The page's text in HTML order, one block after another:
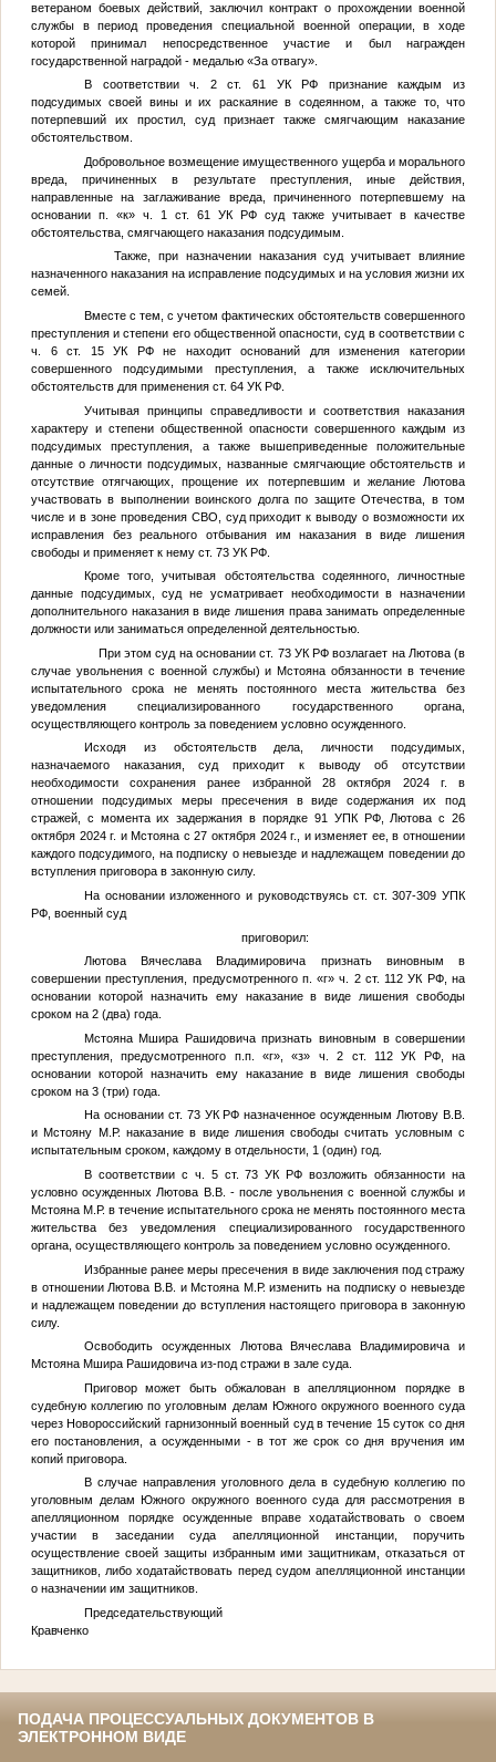
ветераном боевых действий, заключил контракт о прохождении военной
службы в период проведения специальной военной операции, в ходе
которой принимал непосредственное участие и был награжден
государственной наградой - медалью «За отвагу».
В соответствии ч. 2 ст. 61 УК РФ признание каждым из
подсудимых своей вины и их раскаяние в содеянном, а также то, что
потерпевший их простил, суд признает также смягчающим наказание
обстоятельством.
Добровольное возмещение имущественного ущерба и морального
вреда, причиненных в результате преступления, иные действия,
направленные на заглаживание вреда, причиненного потерпевшему на
основании п. «к» ч. 1 ст. 61 УК РФ суд также учитывает в качестве
обстоятельства, смягчающего наказания подсудимым.
Также, при назначении наказания суд учитывает влияние
назначенного наказания на исправление подсудимых и на условия жизни их
семей.
Вместе с тем, с учетом фактических обстоятельств совершенного
преступления и степени его общественной опасности, суд в соответствии с
ч. 6 ст. 15 УК РФ не находит оснований для изменения категории
совершенного подсудимыми преступления, а также исключительных
обстоятельств для применения ст. 64 УК РФ.
Учитывая принципы справедливости и соответствия наказания
характеру и степени общественной опасности совершенного каждым из
подсудимых преступления, а также вышеприведенные положительные
данные о личности подсудимых, названные смягчающие обстоятельств и
отсутствие отягчающих, прощение их потерпевшим и желание Лютова
участвовать в выполнении воинского долга по защите Отечества, в том
числе и в зоне проведения СВО, суд приходит к выводу о возможности их
исправления без реального отбывания им наказания в виде лишения
свободы и применяет к нему ст. 73 УК РФ.
Кроме того, учитывая обстоятельства содеянного, личностные
данные подсудимых, суд не усматривает необходимости в назначении
дополнительного наказания в виде лишения права занимать определенные
должности или заниматься определенной деятельностью.
При этом суд на основании ст. 73 УК РФ возлагает на Лютова (в
случае увольнения с военной службы) и Мстояна обязанности в течение
испытательного срока не менять постоянного места жительства без
уведомления специализированного государственного органа,
осуществляющего контроль за поведением условно осужденного.
Исходя из обстоятельств дела, личности подсудимых,
назначаемого наказания, суд приходит к выводу об отсутствии
необходимости сохранения ранее избранной 28 октября 2024 г. в
отношении подсудимых меры пресечения в виде содержания их под
стражей, с момента их задержания в порядке 91 УПК РФ, Лютова с 26
октября 2024 г. и Мстояна с 27 октября 2024 г., и изменяет ее, в отношении
каждого подсудимого, на подписку о невыезде и надлежащем поведении до
вступления приговора в законную силу.
На основании изложенного и руководствуясь ст. ст. 307-309 УПК
РФ, военный суд
приговорил:
Лютова Вячеслава Владимировича признать виновным в
совершении преступления, предусмотренного п. «г» ч. 2 ст. 112 УК РФ, на
основании которой назначить ему наказание в виде лишения свободы
сроком на 2 (два) года.
Мстояна Мшира Рашидовича признать виновным в совершении
преступления, предусмотренного п.п. «г», «з» ч. 2 ст. 112 УК РФ, на
основании которой назначить ему наказание в виде лишения свободы
сроком на 3 (три) года.
На основании ст. 73 УК РФ назначенное осужденным Лютову В.В.
и Мстояну М.Р. наказание в виде лишения свободы считать условным с
испытательным сроком, каждому в отдельности, 1 (один) год.
В соответствии с ч. 5 ст. 73 УК РФ возложить обязанности на
условно осужденных Лютова В.В. - после увольнения с военной службы и
Мстояна М.Р. в течение испытательного срока не менять постоянного места
жительства без уведомления специализированного государственного
органа, осуществляющего контроль за поведением условно осужденного.
Избранные ранее меры пресечения в виде заключения под стражу
в отношении Лютова В.В. и Мстояна М.Р. изменить на подписку о невыезде
и надлежащем поведении до вступления настоящего приговора в законную
силу.
Освободить осужденных Лютова Вячеслава Владимировича и
Мстояна Мшира Рашидовича из-под стражи в зале суда.
Приговор может быть обжалован в апелляционном порядке в
судебную коллегию по уголовным делам Южного окружного военного суда
через Новороссийский гарнизонный военный суд в течение 15 суток со дня
его постановления, а осужденными - в тот же срок со дня вручения им
копий приговора.
В случае направления уголовного дела в судебную коллегию по
уголовным делам Южного окружного военного суда для рассмотрения в
апелляционном порядке осужденные вправе ходатайствовать о своем
участии в заседании суда апелляционной инстанции, поручить
осуществление своей защиты избранным ими защитникам, отказаться от
защитников, либо ходатайствовать перед судом апелляционной инстанции
о назначении им защитников.
Председательствующий
Кравченко
ПОДАЧА ПРОЦЕССУАЛЬНЫХ ДОКУМЕНТОВ В
ЭЛЕКТРОННОМ ВИДЕ